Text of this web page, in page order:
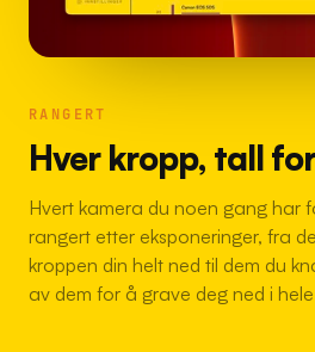
RANGERT
Hver kropp, tall
Hvert kamera du noen gang har
rangert etter eksponeringer, fra
kroppen din helt ned til dem du
av dem for å grave deg ned i